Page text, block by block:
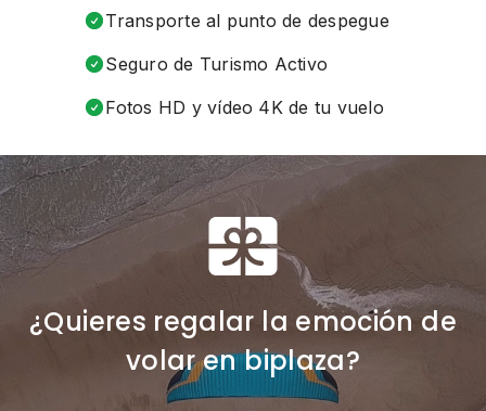
Transporte al punto de despegue
Seguro de Turismo Activo
Fotos HD y vídeo 4K de tu vuelo
¿Quieres regalar la emoción de
volar en biplaza?